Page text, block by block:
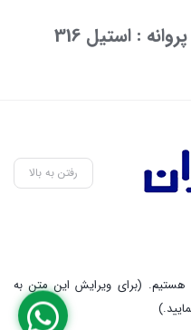
رفتن به بالا
شما هستیم. (برای ویرایش این متن به